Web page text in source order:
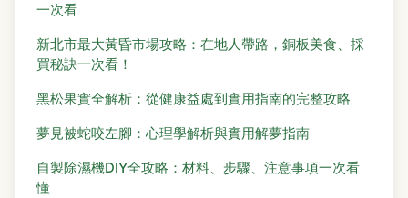
一次看
新北市最大黃昏市場攻略：在地人帶路，銅板美食、採
買秘訣一次看！
黑松果實全解析：從健康益處到實用指南的完整攻略
夢見被蛇咬左腳：心理學解析與實用解夢指南
自製除濕機DIY全攻略：材料、步驟、注意事項一次看
懂